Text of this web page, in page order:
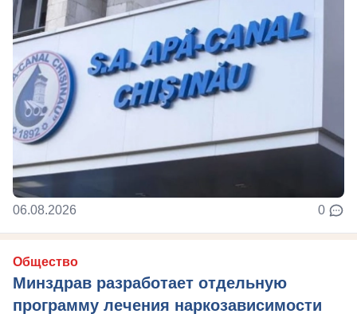
06.08.2026 0
Общество
Минздрав разработает отдельную
программу лечения наркозависимости